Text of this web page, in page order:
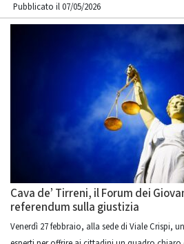
Pubblicato il 07/05/2026
Cava de’ Tirreni, il Forum dei
referendum sulla giustizia
Venerdì 27 febbraio, alla sede di Viale Crispi,